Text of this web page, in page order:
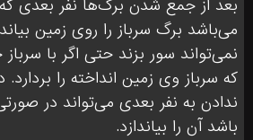
بعد از جمع شدن برگ‌ها نفر بعدی
می‌باشد برگ سرباز را روی زمین
نمی‌تواند سور بزند حتی اگر با
که سرباز وی زمین انداخته را بردارد.
ندادن به نفر بعدی می‌تواند در
باشد آن را بیاندازد.